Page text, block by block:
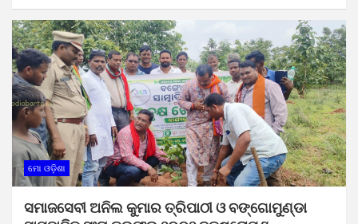
ମୋ ଓଡ଼ିଶା
ସମାଜସେବୀ ଅନିଲ କୁମାର ତ୍ରିପାଠୀ ଓ ବଙ୍ଗୋମୁଣ୍ଡା